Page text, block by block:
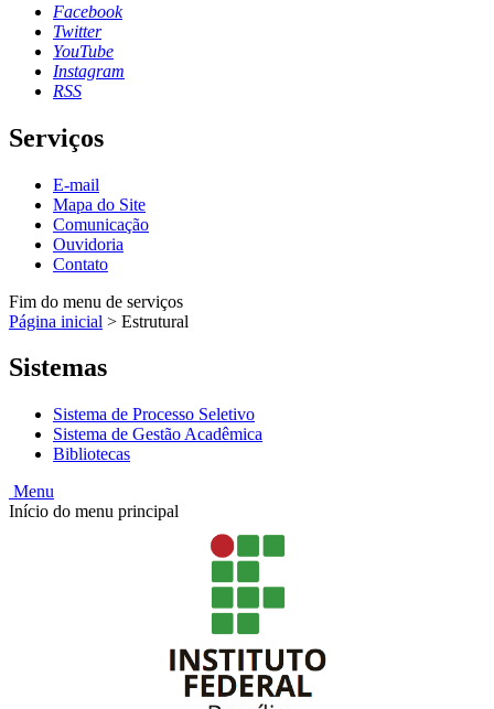
Facebook
Twitter
YouTube
Instagram
RSS
Serviços
E-mail
Mapa do Site
Comunicação
Ouvidoria
Contato
Fim do menu de serviços
Página inicial > Estrutural
Sistemas
Sistema de Processo Seletivo
Sistema de Gestão Acadêmica
Bibliotecas
Menu
Início do menu principal